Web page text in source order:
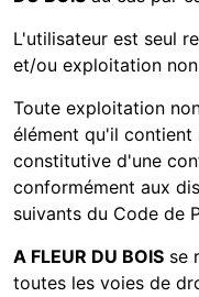
L'utilisateur est seul
et/ou exploitation
Toute exploitation
élément qu'il contient
constitutive d'une
conformément aux
suivants du Code de
A FLEUR DU BOIS se
toutes les voies de